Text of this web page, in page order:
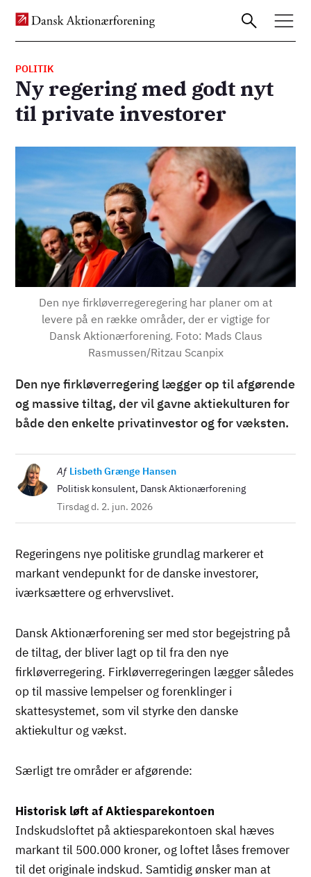
Gå
til
POLITIK
Ny regering med godt nyt
til private investorer
Den nye firkløverregeregering har planer om at
levere på en række områder, der er vigtige for
Dansk Aktionærforening. Foto: Mads Claus
Rasmussen/Ritzau Scanpix
Den nye firkløverregering lægger op til afgørende
og massive tiltag, der vil gavne aktiekulturen for
både den enkelte privatinvestor og for væksten.
Billede Af Lisbeth Grænge Hansen
Politisk konsulent, Dansk Aktionærforening
Tirsdag d. 2. jun. 2026
Regeringens nye politiske grundlag markerer et
markant vendepunkt for de danske investorer,
iværksættere og erhvervslivet.
Dansk Aktionærforening ser med stor begejstring på
de tiltag, der bliver lagt op til fra den nye
firkløverregering. Firkløverregeringen lægger således
op til massive lempelser og forenklinger i
skattesystemet, som vil styrke den danske
aktiekultur og vækst.
Særligt tre områder er afgørende:
Historisk løft af Aktiesparekontoen
Indskudsloftet på aktiesparekontoen skal hæves
markant til 500.000 kroner, og loftet låses fremover
til det originale indskud. Samtidig ønsker man at